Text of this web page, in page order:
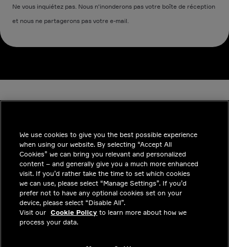
Ne vous inquiétez pas. Nous n'inonderons pas votre boîte de réception
et nous ne partagerons pas votre e-mail.
INDUSTRIES
INSIGHTS
SOLUTIONS
CARRIERES
INVESTISSEURS
We use cookies to give you the best possible experience
when using our website. By selecting “Accept All
Cookies” we can bring you relevant and personalized
content – and generally give you a much more enhanced
visit. If you’d rather take the time to set which cookies
we can use, please select “Manage Settings”. If you’d
prefer not to have any optional cookies set on your
device, please select “Disable All”.
Visit our Cookie Policy to learn more about how we
process your data.